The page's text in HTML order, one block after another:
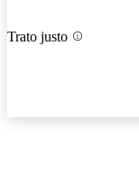
Trato justo